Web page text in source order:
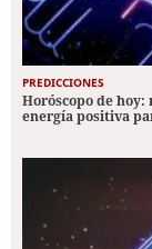
PREDICCIONES
Horóscopo de
energía positiva